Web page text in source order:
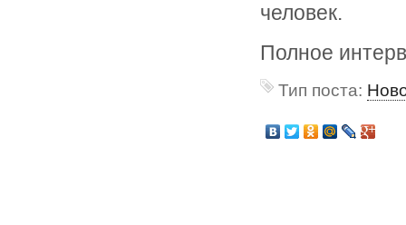
человек.
Полное
Тип поста: